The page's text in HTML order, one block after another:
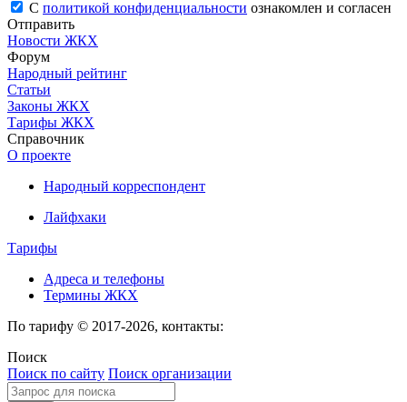
С политикой конфиденциальности ознакомлен и согласен
Отправить
Новости ЖКХ
Форум
Народный рейтинг
Статьи
Законы ЖКХ
Тарифы ЖКХ
Справочник
О проекте
Народный корреспондент
Лайфхаки
Тарифы
Адреса и телефоны
Термины ЖКХ
По тарифу © 2017-2026, контакты:
Поиск
Поиск по сайту Поиск организации